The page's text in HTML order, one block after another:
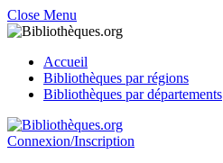
Close Menu
Accueil
Bibliothèques par régions
Bibliothèques par départements
Connexion/Inscription